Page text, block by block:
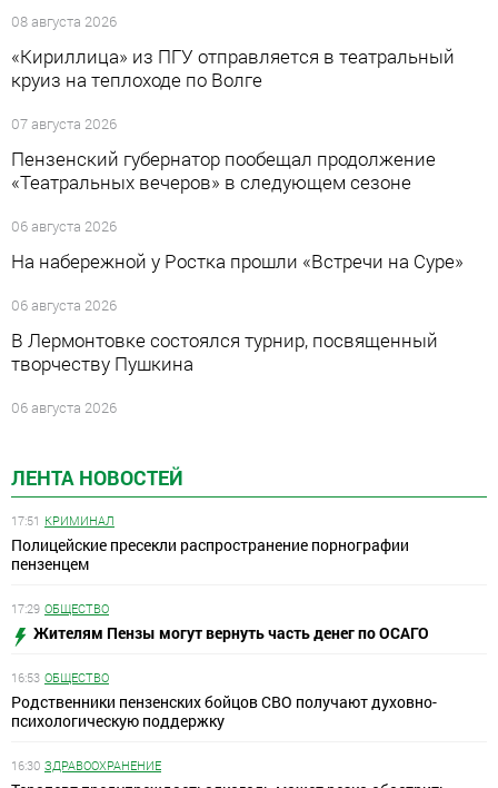
ЛЕНТА НОВОСТЕЙ
17:51 КРИМИНАЛ
Полицейские пресекли распространение порнографии
пензенцем
17:29 ОБЩЕСТВО
Жителям Пензы могут вернуть часть денег по ОСАГО
16:53 ОБЩЕСТВО
Родственники пензенских бойцов СВО получают духовно-
психологическую поддержку
16:30 ЗДРАВООХРАНЕНИЕ
08 августа 2026
«Кириллица» из ПГУ отправляется в театральный
круиз на теплоходе по Волге
07 августа 2026
Пензенский губернатор пообещал продолжение
«Театральных вечеров» в следующем сезоне
06 августа 2026
На набережной у Ростка прошли «Встречи на Суре»
06 августа 2026
В Лермонтовке состоялся турнир, посвященный
творчеству Пушкина
06 августа 2026